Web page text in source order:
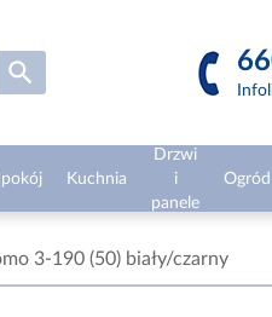
Kuchnia
Drzwi
i
panele
Ogród
3-190 (50) biały/czarny